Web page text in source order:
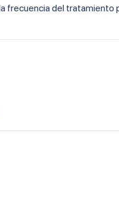
frecuencia del